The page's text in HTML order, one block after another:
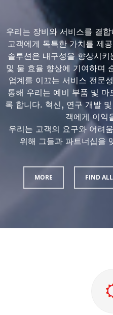
우리는 장비와 서비스를 결
고객에게 독특한 가치를 제
솔루션은 내구성을 향상시
및 물 효율 향상에 기여하며
업계를 이끄는 서비스 전문
통해 우리는 예비 부품 및
록 합니다. 혁신, 연구 개발
객에게 이익
우리는 고객의 요구와 어려
위해 그들과 파트너십을
MORE FIND